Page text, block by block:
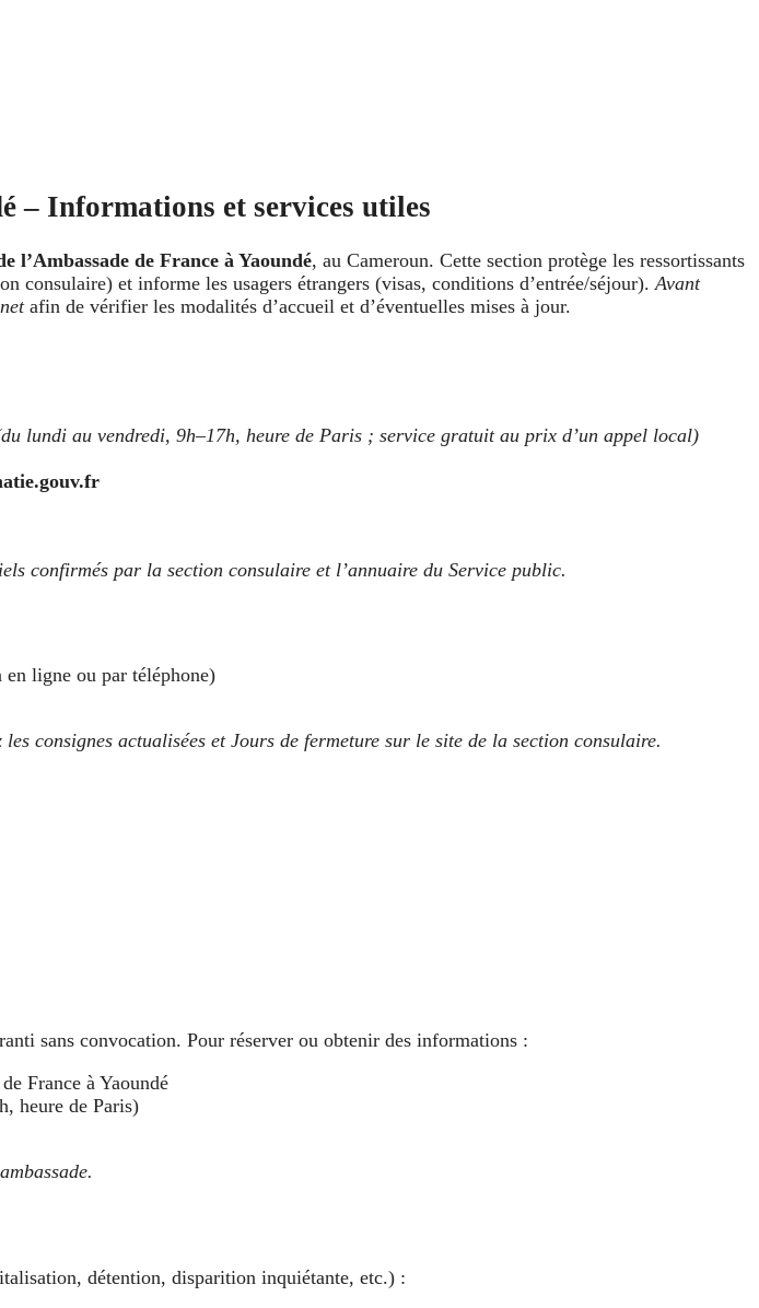
– Informations et services utiles
l’Ambassade de France à Yaoundé, au Cameroun. Cette section protège les ressortissants
et informe les usagers étrangers (visas, conditions d’entrée/séjour). Avant
afin de vérifier les modalités d’accueil et d’éventuelles mises à jour.
lundi au vendredi, 9h–17h, heure de Paris ; service gratuit au prix d’un appel local)
confirmés par la section consulaire et l’annuaire du Service public.
ligne ou par téléphone)
consignes actualisées et Jours de fermeture sur le site de la section consulaire.
sans convocation. Pour réserver ou obtenir des informations :
France à Yaoundé
heure de Paris)
détention, disparition inquiétante, etc.) :